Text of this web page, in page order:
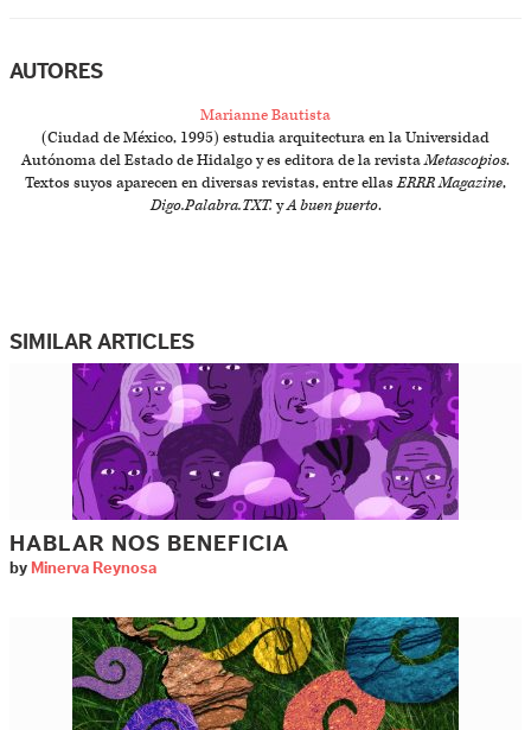
AUTORES
Marianne Bautista
(Ciudad de México, 1995) estudia arquitectura en la Universidad
Autónoma del Estado de Hidalgo y es editora de la revistaMetascopios.
Textos suyos aparecen en diversas revistas, entre ellasERRR Magazine,
Digo.Palabra.TXT.yA buen puerto.
SIMILAR ARTICLES
HABLAR NOS BENEFICIA
by Minerva Reynosa